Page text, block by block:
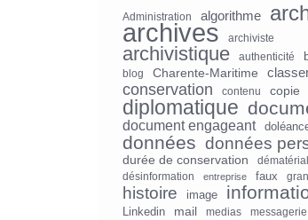
Administration algorithme
archives archiviste
archivistique authenticité
blog Charente-Maritime
conservation contenu copie
diplomatique
document engageant
données données
durée de conservation
désinformation
entreprise faux
histoire image
Linkedin mail medias